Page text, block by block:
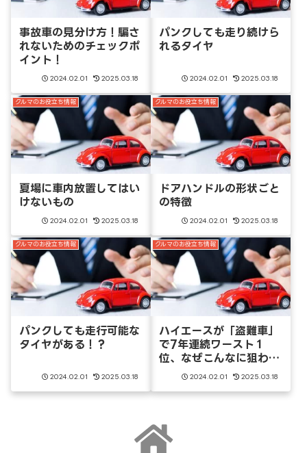
事故車の見分け方！騙さ
れないためのチェックポ
イント！
2024.02.01 2025.03.18
パンクしても走り続けら
れるタイヤ
2024.02.01 2025.03.18
クルマのお役立ち情報
夏場に車内放置してはい
けないもの
2024.02.01 2025.03.18
クルマのお役立ち情報
ドアハンドルの形状ごと
の特徴
2024.02.01 2025.03.18
クルマのお役立ち情報
パンクしても走行可能な
タイヤがある！？
2024.02.01 2025.03.18
クルマのお役立ち情報
ハイエースが「盗難車」
で7年連続ワースト１
位、なぜこんなに狙われ
る！？2024.02.01 2025.03.18